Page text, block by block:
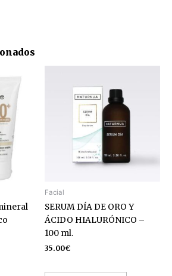
Facial
SERUM DÍA DE ORO Y
ÁCIDO HIALURÓNICO –
100 ml.
35.00€